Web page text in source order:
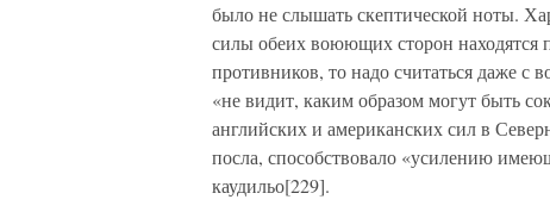
было не слышать скептической ноты.
силы обеих воюющих сторон находятся
противников, то надо считаться даже с
«не видит, каким образом могут быть
английских и американских сил в
посла, способствовало «усилению
каудильо[229].